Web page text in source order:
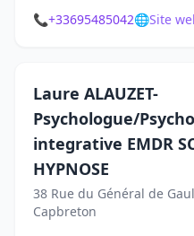
📞+33695485042🌐Site
Laure ALAUZET-
Psychologue/
integrative EMDR
HYPNOSE
38 Rue du Général de
Capbreton